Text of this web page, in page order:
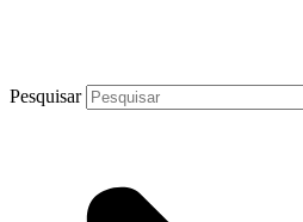
Pesquisar